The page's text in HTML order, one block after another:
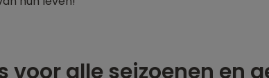
voor alle seizoenen en